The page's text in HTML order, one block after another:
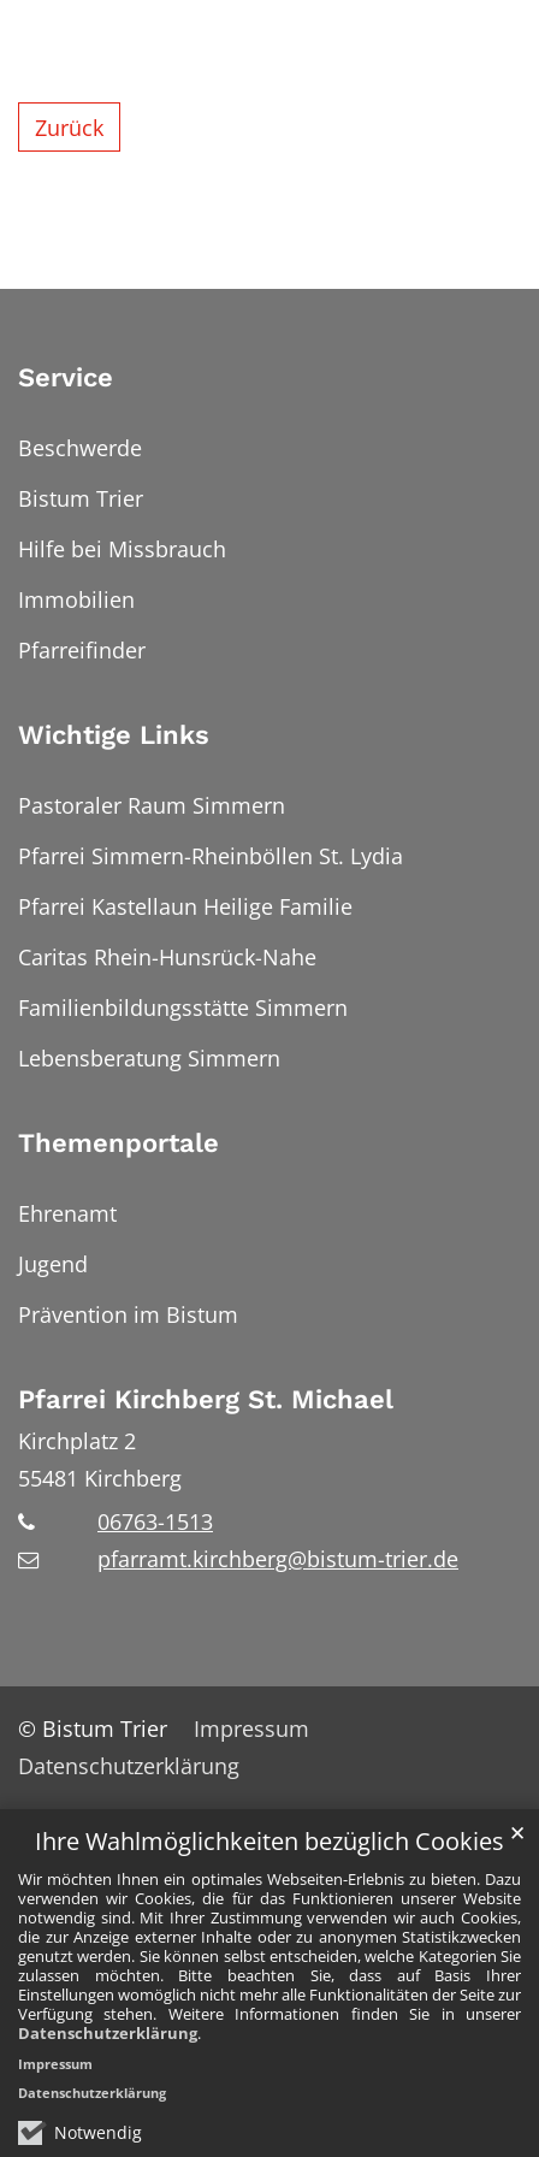
Ihre Wahlmöglichkeiten bezüglich Cookies
Wir möchten Ihnen ein optimales Webseiten-Erlebnis zu bieten. Dazu
verwenden wir Cookies, die für das Funktionieren unserer Website
notwendig sind. Mit Ihrer Zustimmung verwenden wir auch Cookies,
die zur Anzeige externer Inhalte oder zu anonymen Statistikzwecken
genutzt werden. Sie können selbst entscheiden, welche Kategorien Sie
zulassen möchten. Bitte beachten Sie, dass auf Basis Ihrer
Einstellungen womöglich nicht mehr alle Funktionalitäten der Seite zur
Verfügung stehen. Weitere Informationen finden Sie in unserer
Datenschutzerklärung.
Notwendig
✕
Impressum
Datenschutzerklärung
Zurück
Service
Beschwerde
Bistum Trier
Hilfe bei Missbrauch
Immobilien
Pfarreifinder
Wichtige Links
Pastoraler Raum Simmern
Pfarrei Simmern-Rheinböllen St. Lydia
Pfarrei Kastellaun Heilige Familie
Caritas Rhein-Hunsrück-Nahe
Familienbildungsstätte Simmern
Lebensberatung Simmern
Themenportale
Ehrenamt
Jugend
Prävention im Bistum
Pfarrei Kirchberg St. Michael
Kirchplatz 2
55481 Kirchberg
06763-1513
pfarramt.kirchberg@bistum-trier.de
© Bistum Trier
Impressum
Datenschutzerklärung